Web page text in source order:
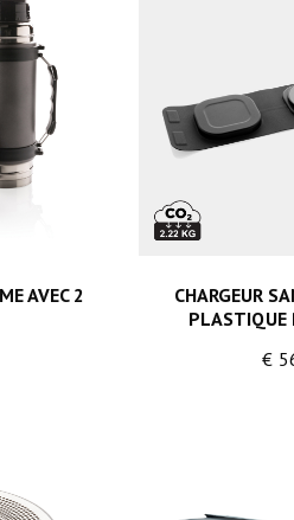
AVEC 2
CHARGEUR
PLASTIQUE
€